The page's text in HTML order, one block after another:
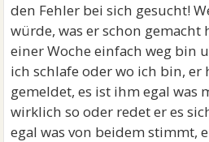
den Fehler bei sich gesucht!
würde, was er schon gemacht
einer Woche einfach weg bin
ich schlafe oder wo ich bin, er
gemeldet, es ist ihm egal was
wirklich so oder redet er es
egal was von beidem stimmt,